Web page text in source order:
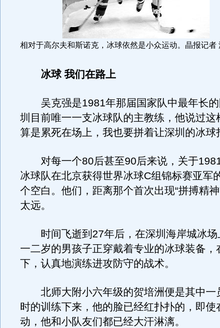
相对于高尔夫和斯诺克，冰球依然是小众运动。晶报记者
冰球 我们在路上
吴克强是1981年那届国家队中最年长的
圳目前唯一一支冰球队的主教练，他说过这
算是累死在场上，我也要拼着让深圳的冰球
对每一个80后甚至90后来说，关于
冰球队在北京获得世界冰球C组锦标赛亚军
个空白。他们，距离那个首次出现“拼搏精
太远。
时间飞逝到27年后，在深圳海岸城冰场
一二岁的男孩子正穿戴着专业的冰球装备，
下，认真地演练进攻防守的战术。
北师大附小六年级的贺培洲便是其中一
时的训练下来，他的脸已经红扑扑的，即使
动，他和小队友们都已经大汗淋漓。